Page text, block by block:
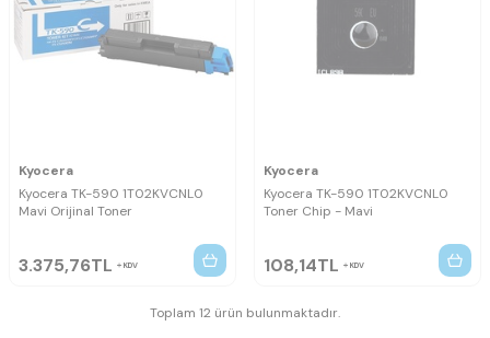
Kyocera
Kyocera TK-590 1T02KVCNL0
Mavi Orijinal Toner
3.375,76TL KDV
Kyocera
Kyocera TK-590 1T02KVCNL0
Toner Chip - Mavi
108,14TL KDV
Toplam 12 ürün bulunmaktadır.